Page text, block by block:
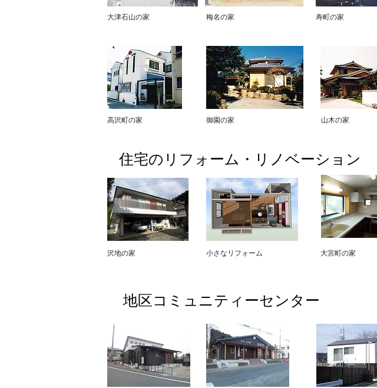
大津石山の家 梅名の家 寿町の家
高沢町の家 御園の家 山木の家
​住宅のリフォーム・リノベーション
沢地の家 ​小さなリフォーム ​大宮町の家
地区コミュニティーセンター